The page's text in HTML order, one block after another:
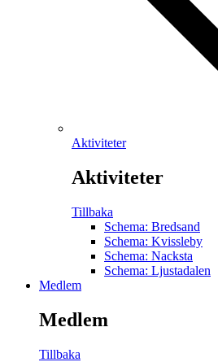
Aktiviteter
Aktiviteter
Tillbaka
Schema: Bredsand
Schema: Kvissleby
Schema: Nacksta
Schema: Ljustadalen
Medlem
Medlem
Tillbaka